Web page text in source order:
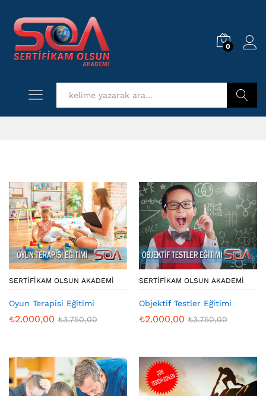
0
SERTIFIKAM OLSUN AKADEMI
Oyun Terapisi Eğitimi
₺2.000,00 ₺3.750,00
SERTIFIKAM OLSUN AKADEMI
Objektif Testler Eğitimi
₺2.000,00 ₺3.750,00